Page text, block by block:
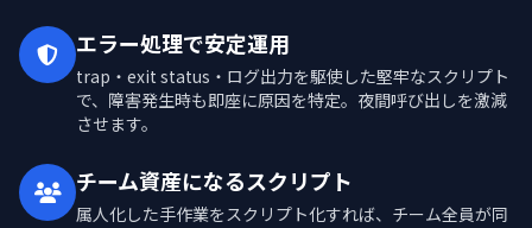
エラー処理で安定運用
trap・exit status・ログ出力を駆使した堅牢なスクリプト
で、障害発生時も即座に原因を特定。夜間呼び出しを激減
させます。
チーム資産になるスクリプト
属人化した手作業をスクリプト化すれば、チーム全員が同